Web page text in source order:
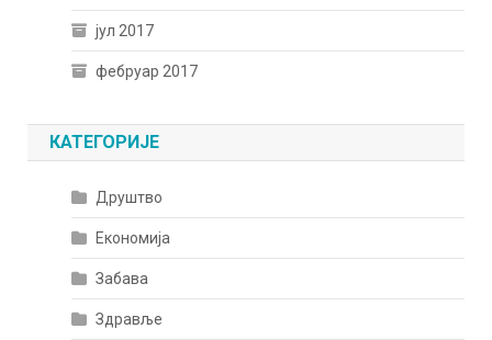
јул 2017
фебруар 2017
КАТЕГОРИЈЕ
Друштво
Економија
Забава
Здравље